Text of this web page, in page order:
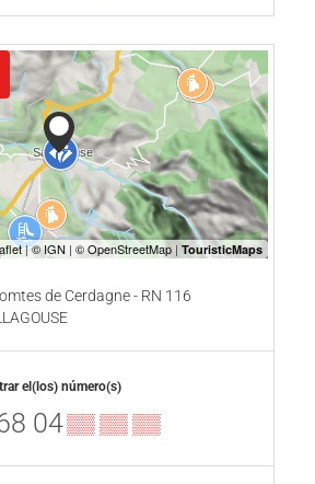
de Cerdagne - RN 116
el(los) número(s)
04▒▒ ▒▒ ▒▒